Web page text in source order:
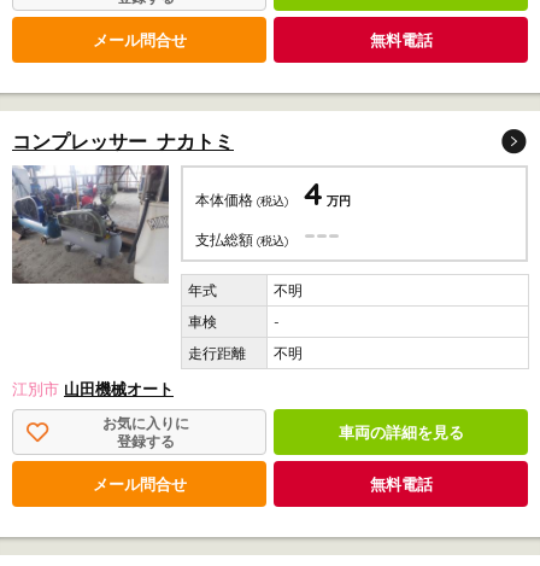
メール問合せ 無料電話
コンプレッサー ナカトミ
本体価格 (税込) 4 万円
支払総額 (税込) ---
不明
-
不明
江別市 山田機械オート
お気に入りに
登録する
車両の詳細を見る
メール問合せ 無料電話